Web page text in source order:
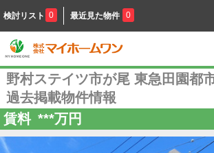
検討リスト 0 最近見た物件 0
野村ステイツ市が尾 東急田園都
過去掲載物件情報
賃料 ***万円